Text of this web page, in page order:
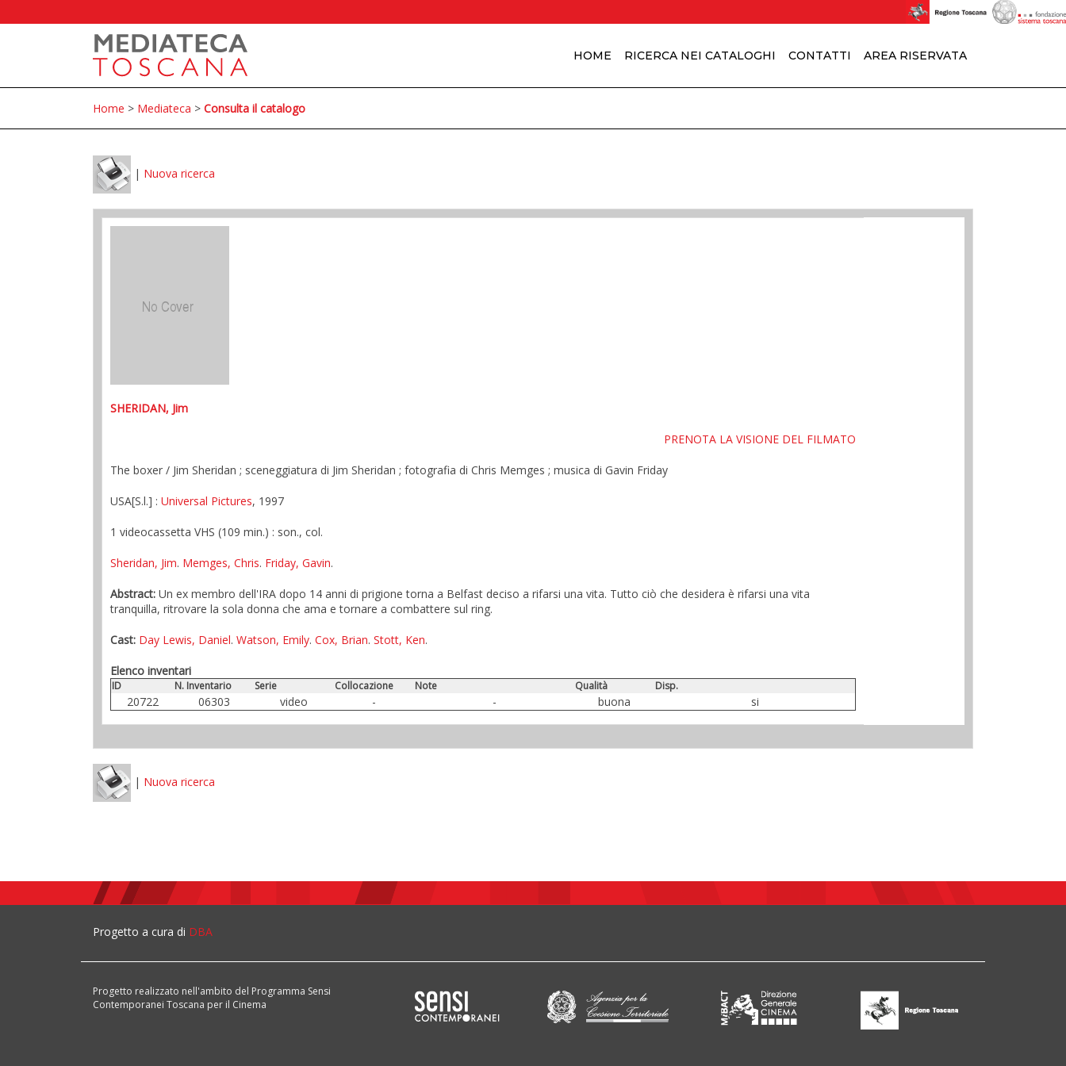
HOME RICERCA NEI CATALOGHI CONTATTI AREA RISERVATA
Home > Mediateca > Consulta il catalogo
| Nuova ricerca
SHERIDAN, Jim
PRENOTA LA VISIONE DEL FILMATO
The boxer / Jim Sheridan ; sceneggiatura di Jim Sheridan ; fotografia di Chris Memges ; musica di Gavin Friday
USA[S.l.] : Universal Pictures, 1997
1 videocassetta VHS (109 min.) : son., col.
Sheridan, Jim. Memges, Chris. Friday, Gavin.
Abstract: Un ex membro dell'IRA dopo 14 anni di prigione torna a Belfast deciso a rifarsi una vita. Tutto ciò che desidera è rifarsi una vita
tranquilla, ritrovare la sola donna che ama e tornare a combattere sul ring.
Cast: Day Lewis, Daniel. Watson, Emily. Cox, Brian. Stott, Ken.
Elenco inventari
ID N. Inventario Serie Collocazione Note Qualità Disp.
20722 06303 video - - buona si
| Nuova ricerca
Progetto a cura di DBA
Progetto realizzato nell'ambito del Programma Sensi
Contemporanei Toscana per il Cinema